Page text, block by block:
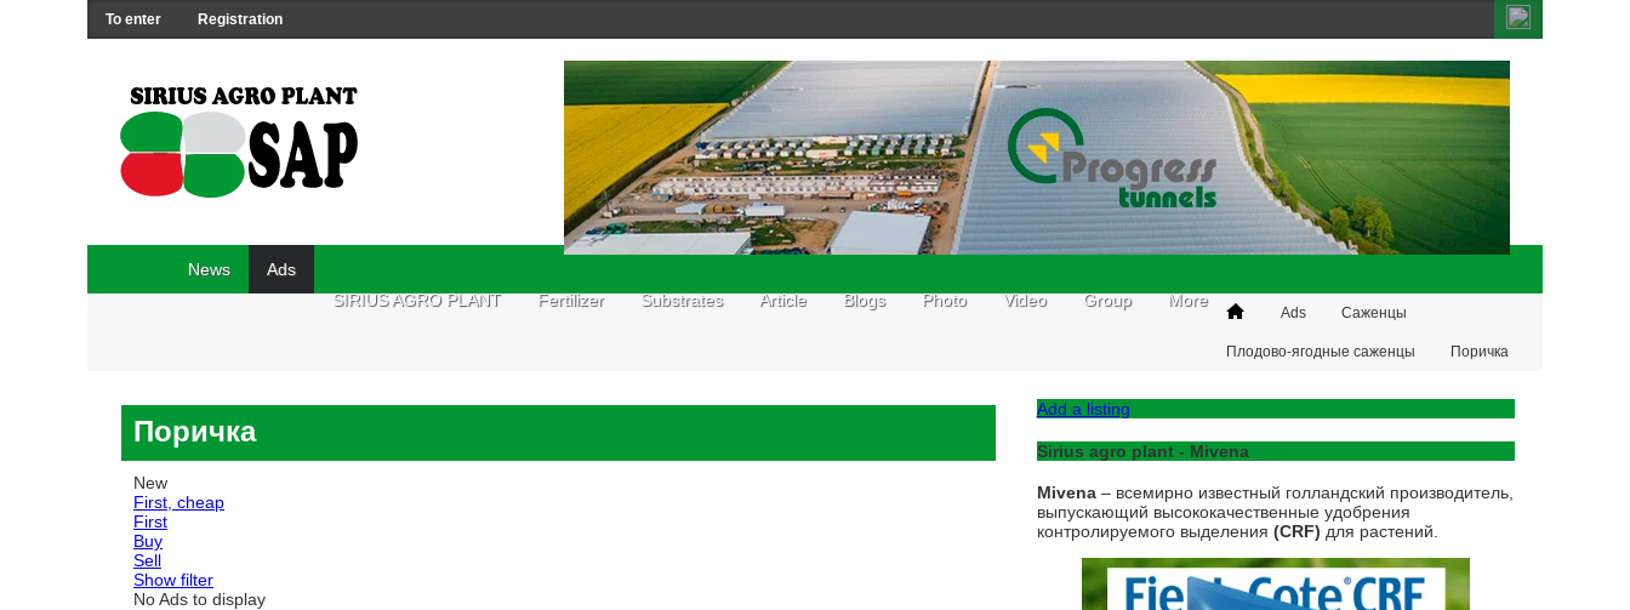
To enter Registration
News
Ads
SIRIUS AGRO PLANT
Fertilizer Substrates Article Blogs Photo Video Group More
Ads Саженцы
Плодово-ягодные саженцы Поричка
Поричка
New
First, cheap
First
Buy
Sell
Show filter
No Ads to display
Add a listing
Sirius agro plant - Mivena
Mivena – всемирно известный голландский производитель,
выпускающий высококачественные удобрения
контролируемого выделения (CRF) для растений.